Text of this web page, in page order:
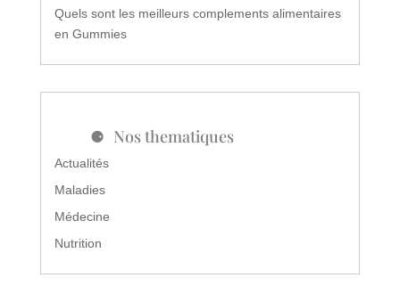
Quels sont les meilleurs complements alimentaires
en Gummies
Nos thematiques
Actualités
Maladies
Médecine
Nutrition